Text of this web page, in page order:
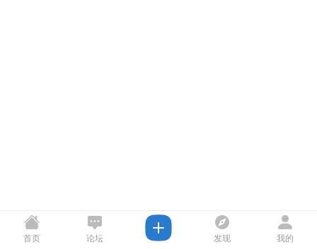
首页 论坛 发现 我的